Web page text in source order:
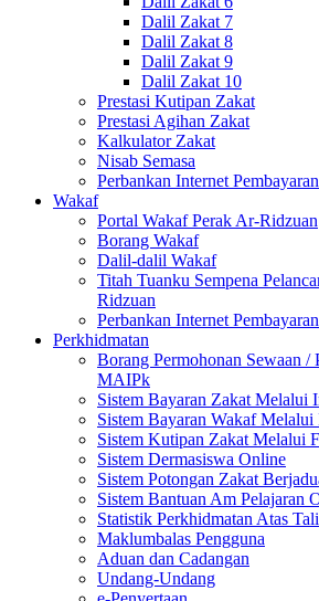
Dalil Zakat 7
Dalil Zakat 8
Dalil Zakat 9
Dalil Zakat 10
Prestasi Kutipan Zakat
Prestasi Agihan Zakat
Kalkulator Zakat
Nisab Semasa
Perbankan Internet
Wakaf
Portal Wakaf Perak Ar-Ridzuan
Borang Wakaf
Dalil-dalil Wakaf
Titah Tuanku Sempena
Ridzuan
Perbankan Internet
Perkhidmatan
Borang Permohonan Sewaan /
MAIPk
Sistem Bayaran Zakat Melalui
Sistem Bayaran Wakaf Melalui
Sistem Kutipan Zakat Melalui
Sistem Dermasiswa Online
Sistem Potongan Zakat
Sistem Bantuan Am Pelajaran
Statistik Perkhidmatan Atas
Maklumbalas Pengguna
Aduan dan Cadangan
Undang-Undang